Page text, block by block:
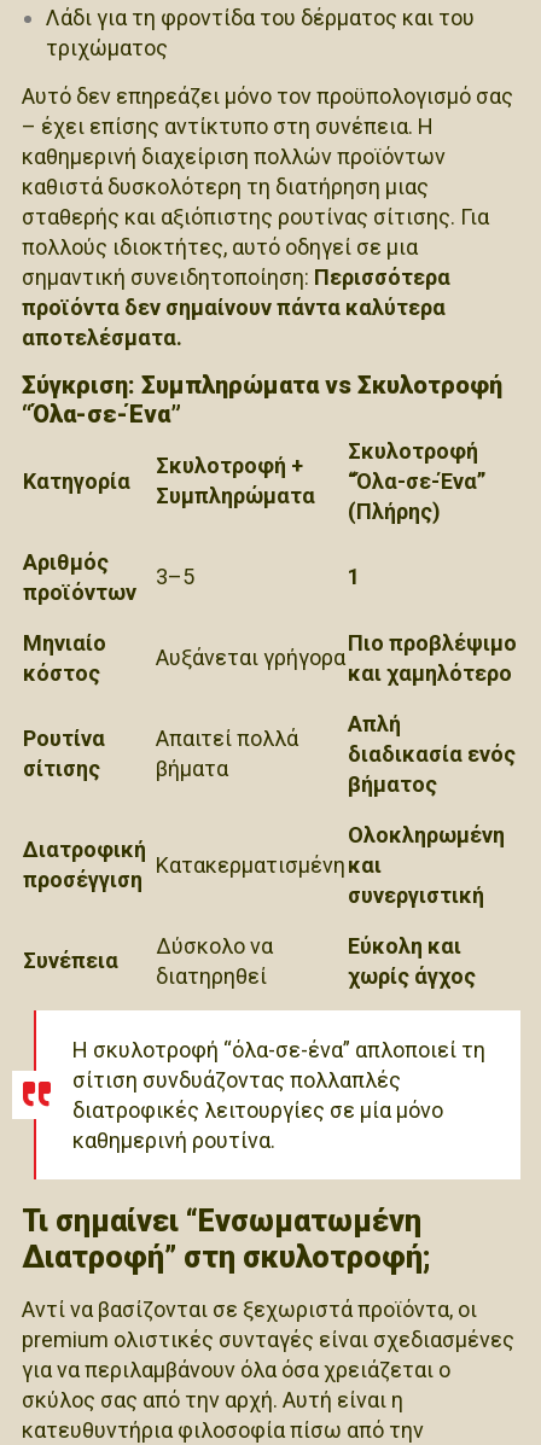
Λάδι για τη φροντίδα του δέρματος και του
τριχώματος
Αυτό δεν επηρεάζει μόνο τον προϋπολογισμό σας
– έχει επίσης αντίκτυπο στη συνέπεια. Η
καθημερινή διαχείριση πολλών προϊόντων
καθιστά δυσκολότερη τη διατήρηση μιας
σταθερής και αξιόπιστης ρουτίνας σίτισης. Για
πολλούς ιδιοκτήτες, αυτό οδηγεί σε μια
σημαντική συνειδητοποίηση: Περισσότερα
προϊόντα δεν σημαίνουν πάντα καλύτερα
αποτελέσματα.
Σύγκριση: Συμπληρώματα vs Σκυλοτροφή
“Όλα-σε-Ένα”
Κατηγορία
Σκυλοτροφή +
Συμπληρώματα
Σκυλοτροφή
“Όλα-σε-Ένα”
(Πλήρης)
Αριθμός
προϊόντων
3–5 1
Μηνιαίο
κόστος
Αυξάνεται γρήγορα
Πιο προβλέψιμο
και χαμηλότερο
Ρουτίνα
σίτισης
Απαιτεί πολλά
βήματα
Απλή
διαδικασία ενός
βήματος
Διατροφική
προσέγγιση
Κατακερματισμένη
Ολοκληρωμένη
και
συνεργιστική
Συνέπεια
Δύσκολο να
διατηρηθεί
Εύκολη και
χωρίς άγχος
Η σκυλοτροφή “όλα-σε-ένα” απλοποιεί τη
σίτιση συνδυάζοντας πολλαπλές
διατροφικές λειτουργίες σε μία μόνο
καθημερινή ρουτίνα.
Τι σημαίνει “Ενσωματωμένη
Διατροφή” στη σκυλοτροφή;
Αντί να βασίζονται σε ξεχωριστά προϊόντα, οι
premium ολιστικές συνταγές είναι σχεδιασμένες
για να περιλαμβάνουν όλα όσα χρειάζεται ο
σκύλος σας από την αρχή. Αυτή είναι η
κατευθυντήρια φιλοσοφία πίσω από την